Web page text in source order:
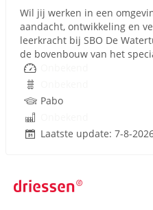
Wil jij werken in een
aandacht, ontwikkeling en
leerkracht bij SBO De
de bovenbouw van het
Pabo
Laatste update: 7-8-